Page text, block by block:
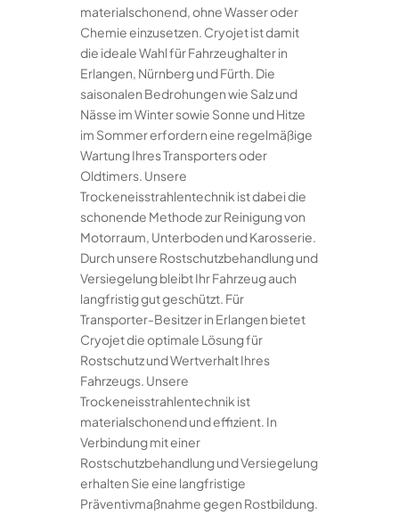
materialschonend, ohne Wasser oder
Chemie einzusetzen. Cryojet ist damit
die ideale Wahl für Fahrzeughalter in
Erlangen, Nürnberg und Fürth. Die
saisonalen Bedrohungen wie Salz und
Nässe im Winter sowie Sonne und Hitze
im Sommer erfordern eine regelmäßige
Wartung Ihres Transporters oder
Oldtimers. Unsere
Trockeneisstrahlentechnik ist dabei die
schonende Methode zur Reinigung von
Motorraum, Unterboden und Karosserie.
Durch unsere Rostschutzbehandlung und
Versiegelung bleibt Ihr Fahrzeug auch
langfristig gut geschützt. Für
Transporter-Besitzer in Erlangen bietet
Cryojet die optimale Lösung für
Rostschutz und Wertverhalt Ihres
Fahrzeugs. Unsere
Trockeneisstrahlentechnik ist
materialschonend und effizient. In
Verbindung mit einer
Rostschutzbehandlung und Versiegelung
erhalten Sie eine langfristige
Präventivmaßnahme gegen Rostbildung.